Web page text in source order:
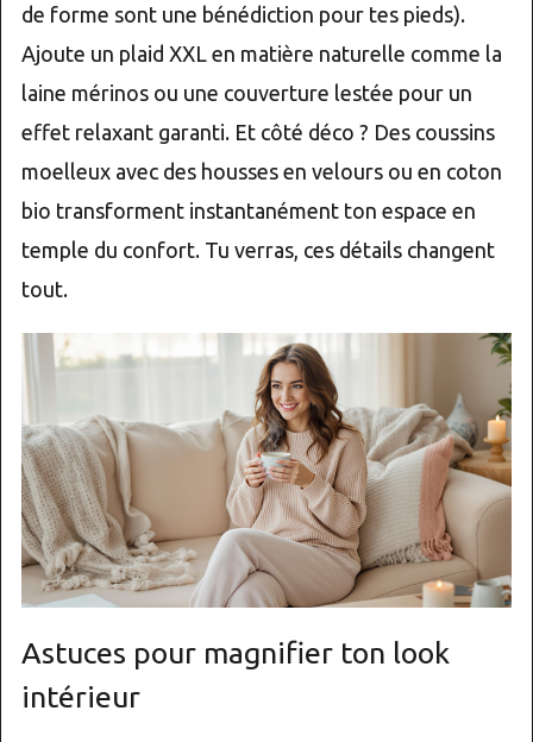
de forme sont une bénédiction pour tes pieds).
Ajoute un plaid XXL en matière naturelle comme la
laine mérinos ou une couverture lestée pour un
effet relaxant garanti. Et côté déco ? Des coussins
moelleux avec des housses en velours ou en coton
bio transforment instantanément ton espace en
temple du confort. Tu verras, ces détails changent
tout.
Astuces pour magnifier ton look
intérieur